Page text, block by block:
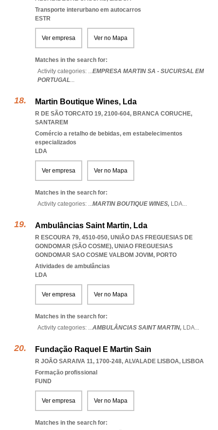
Transporte interurbano em autocarros
ESTR
Ver empresa Ver no Mapa
Matches in the search for:
Activity categories: ...EMPRESA MARTIN SA - SUCURSAL EM
PORTUGAL...
Martin Boutique Wines, Lda
R DE SÃO TORCATO 19, 2100-604, BRANCA CORUCHE,
SANTAREM
Comércio a retalho de bebidas, em estabelecimentos
especializados
LDA
Ver empresa Ver no Mapa
Matches in the search for:
Activity categories: ...MARTIN BOUTIQUE WINES, LDA...
Ambulâncias Saint Martin, Lda
R ESCOURA 79, 4510-050, UNIÃO DAS FREGUESIAS DE
GONDOMAR (SÃO COSME), UNIAO FREGUESIAS
GONDOMAR SAO COSME VALBOM JOVIM, PORTO
Atividades de ambulâncias
LDA
Ver empresa Ver no Mapa
Matches in the search for:
Activity categories: ...AMBULÂNCIAS SAINT MARTIN, LDA...
Fundação Raquel E Martin Sain
R JOÃO SARAIVA 11, 1700-248, ALVALADE LISBOA, LISBOA
Formação profissional
FUND
Ver empresa Ver no Mapa
Matches in the search for: